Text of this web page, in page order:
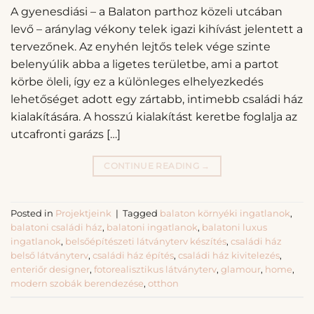
A gyenesdiási – a Balaton parthoz közeli utcában
levő – aránylag vékony telek igazi kihívást jelentett a
tervezőnek. Az enyhén lejtős telek vége szinte
belenyúlik abba a ligetes területbe, ami a partot
körbe öleli, így ez a különleges elhelyezkedés
lehetőséget adott egy zártabb, intimebb családi ház
kialakítására. A hosszú kialakítást keretbe foglalja az
utcafronti garázs […]
CONTINUE READING →
Posted in Projektjeink | Tagged balaton környéki ingatlanok,
balatoni családi ház, balatoni ingatlanok, balatoni luxus
ingatlanok, belsőépítészeti látványterv készítés, családi ház
belső látványterv, családi ház építés, családi ház kivitelezés,
enteriőr designer, fotorealisztikus látványterv, glamour, home,
modern szobák berendezése, otthon